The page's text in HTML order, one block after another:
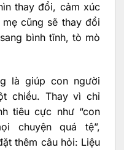
thay đổi, cảm xúc
cũng sẽ thay đổi
bình tĩnh, tò mò
là giúp con người
chiều. Thay vì chỉ
tiêu cực như “con
chuyện quá tệ”,
thêm câu hỏi: Liệu